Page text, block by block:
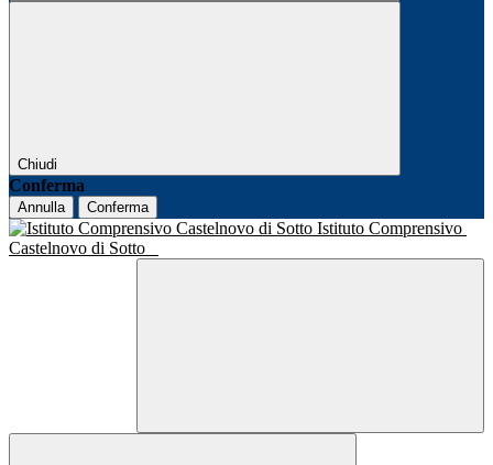
Chiudi
Conferma
Annulla Conferma
Istituto Comprensivo
Castelnovo di Sotto